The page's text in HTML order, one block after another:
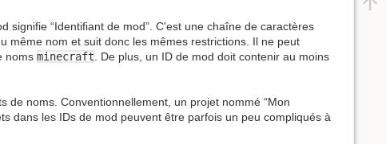
signifie “Identifiant de mod”. C'est une chaîne de caractères
même nom et suit donc les mêmes restrictions. Il ne peut
noms minecraft . De plus, un ID de mod doit contenir au moins
de noms. Conventionnellement, un projet nommé “Mon
dans les IDs de mod peuvent être parfois un peu compliqués à